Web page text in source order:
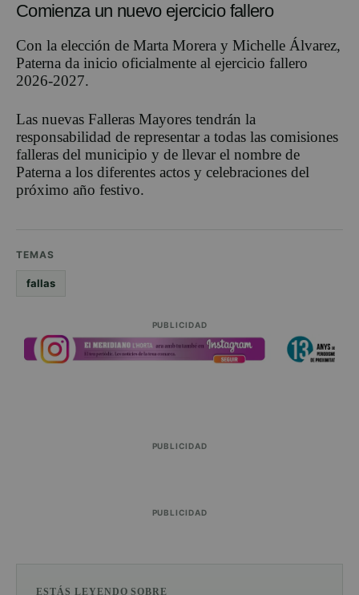
Comienza un nuevo ejercicio fallero
Con la elección de Marta Morera y Michelle Álvarez,
Paterna da inicio oficialmente al ejercicio fallero
2026-2027.
Las nuevas Falleras Mayores tendrán la
responsabilidad de representar a todas las comisiones
falleras del municipio y de llevar el nombre de
Paterna a los diferentes actos y celebraciones del
próximo año festivo.
TEMAS
fallas
PUBLICIDAD
PUBLICIDAD
PUBLICIDAD
ESTÁS LEYENDO SOBRE